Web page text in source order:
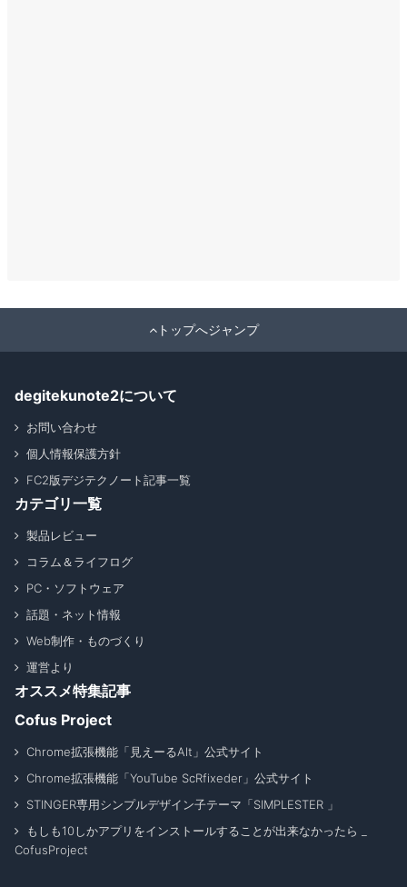
トップへジャンプ
degitekunote2について
お問い合わせ
個人情報保護方針
FC2版デジテクノート記事一覧
カテゴリ一覧
製品レビュー
コラム＆ライフログ
PC・ソフトウェア
話題・ネット情報
Web制作・ものづくり
運営より
オススメ特集記事
Cofus Project
Chrome拡張機能「見えーるAlt」公式サイト
Chrome拡張機能「YouTube ScRfixeder」公式サイト
STINGER専用シンプルデザイン子テーマ「SIMPLESTER 」
もしも10しかアプリをインストールすることが出来なかったら _
CofusProject